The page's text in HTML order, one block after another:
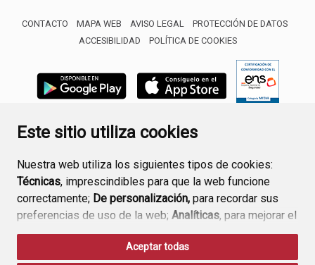
Este sitio utiliza cookies
Nuestra web utiliza los siguientes tipos de cookies:
Técnicas, imprescindibles para que la web funcione
correctamente; De personalización, para recordar sus
preferencias de uso de la web; Analíticas, para mejorar el
funcionamiento de la web y sus servicios.
Si acepta pulsando el botón“Aceptar todas”
Aceptar todas
CONTACTO MAPA WEB AVISO LEGAL
PROTECCIÓN DE DATOS
ACCESIBILIDAD
POLÍTICA DE COOKIES